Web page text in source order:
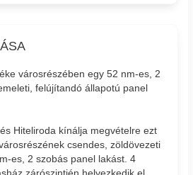
városrészében egy 52 nm-es, 2
felújítandó állapotú panel
Hiteliroda kínálja megvételre ezt
csendes, zöldövezeti
es, 2 szobás panel lakást. 4